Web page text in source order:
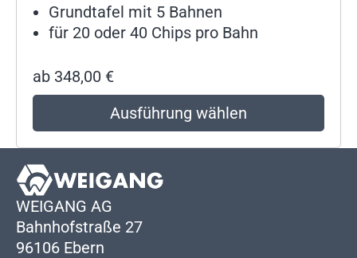
Grundtafel mit 5 Bahnen
für 20 oder 40 Chips pro Bahn
ab 348,00 €
Ausführung wählen
WEIGANG AG
Bahnhofstraße 27
96106 Ebern